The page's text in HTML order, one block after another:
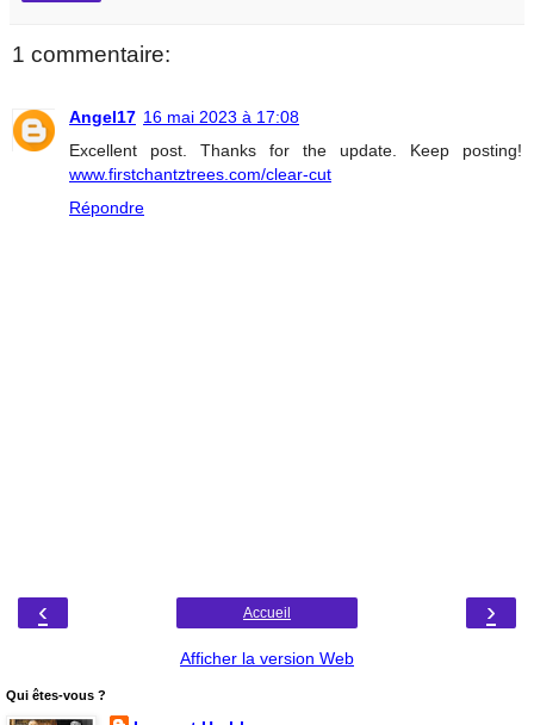
1 commentaire:
Angel17 16 mai 2023 à 17:08
Excellent post. Thanks for the update. Keep posting!
www.firstchantztrees.com/clear-cut
Répondre
‹ ›
Accueil
Afficher la version Web
Qui êtes-vous ?